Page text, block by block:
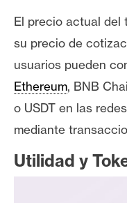
P
u
b
i
c
i
a
El precio actual del
su precio de
usuarios pueden
Ethereum, BNB
o USDT en las
mediante
Utilidad y